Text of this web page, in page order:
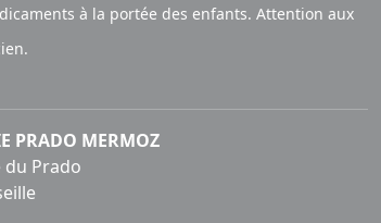
à la portée des enfants. Attention aux
PRADO MERMOZ
du Prado